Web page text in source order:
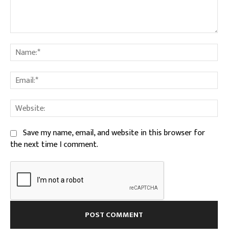
Save my name, email, and website in this browser for
the next time I comment.